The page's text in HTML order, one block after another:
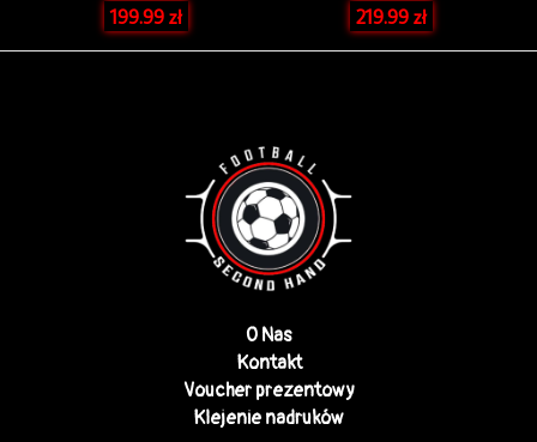
199.99zł 219.99zł
O Nas
Kontakt
Voucher prezentowy
Klejenie nadruków